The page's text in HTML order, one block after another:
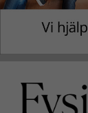
innehållet